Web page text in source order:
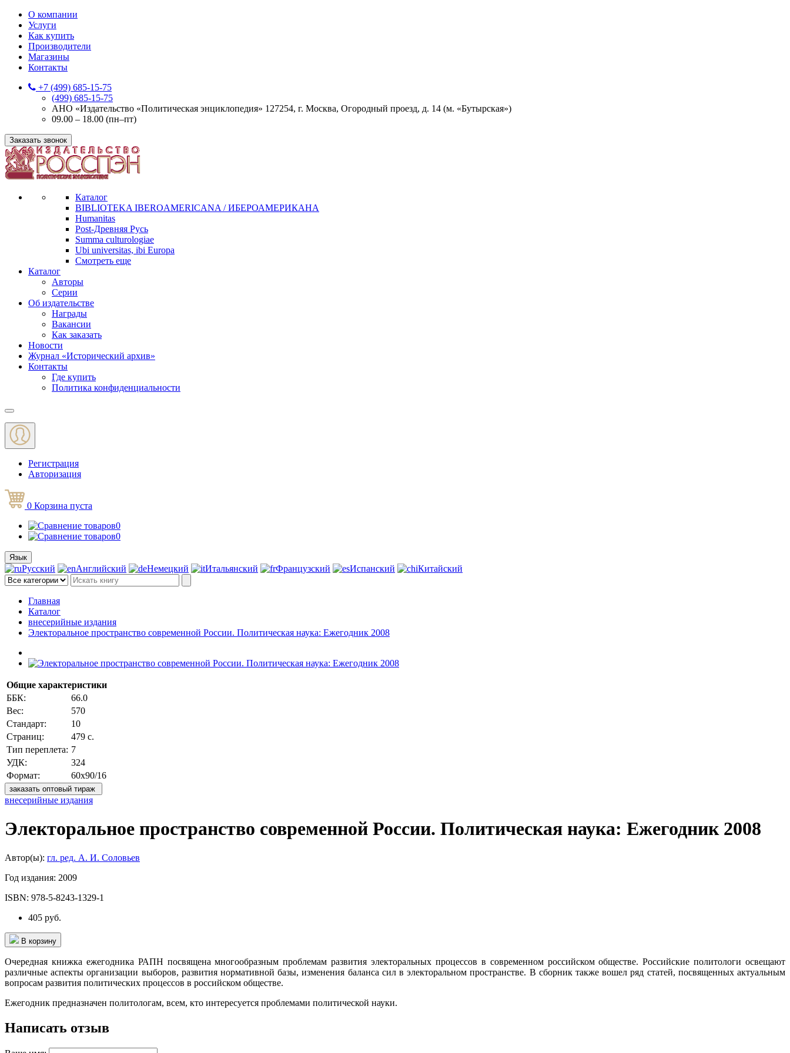
О компании
Услуги
Как купить
Производители
Магазины
Контакты
+7 (499) 685-15-75
(499) 685-15-75
АНО «Издательство «Политическая энциклопедия» 127254, г. Москва, Огородный проезд, д. 14 (м. «Бутырская»)
09.00 – 18.00 (пн–пт)
Заказать звонок
Каталог
BIBLIOTEKA IBEROAMERICANA / ИБЕРОАМЕРИКАНА
Humanitas
Post-Древняя Русь
Summa culturologiae
Ubi universitas, ibi Europa
Смотреть еще
Каталог
Авторы
Серии
Об издательстве
Награды
Вакансии
Как заказать
Новости
Журнал «Исторический архив»‎
Контакты
Где купить
Политика конфиденциальности
Меню
Регистрация
Авторизация
0 Корзина пуста
0
0
Язык
Русский Английский Немецкий Итальянский Французский Испанский Китайский
Главная
Каталог
внесерийные издания
Электоральное пространство современной России. Политическая наука: Ежегодник 2008
Общие характеристики
ББК:
66.0
Вес:
570
Стандарт:
10
Страниц:
479 с.
Тип переплета: 7
УДК:
324
Формат:
60x90/16
заказать оптовый тираж
внесерийные издания
Электоральное пространство современной России. Политическая наука: Ежегодник 2008
Автор(ы): гл. ред. А. И. Соловьев
Год издания: 2009
ISBN: 978-5-8243-1329-1
405 руб.
В корзину
Очередная книжка ежегодника РАПН посвящена многообразным проблемам развития электоральных процессов в современном российском обществе. Российские политологи освещают
различные аспекты организации выборов, развития нормативной базы, изменения баланса сил в электоральном пространстве. В сборник также вошел ряд статей, посвященных актуальным
вопросам развития политических процессов в российском обществе.
Ежегодник предназначен политологам, всем, кто интересуется проблемами политической науки.
Написать отзыв